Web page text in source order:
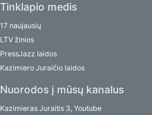
Tinklapio medis
17 naujausių
LTV žinios
PressJazz laidos
Kazimiero Juraičio laidos
Nuorodos į mūsų kanalus
Kazimieras Juraitis 3, Youtube